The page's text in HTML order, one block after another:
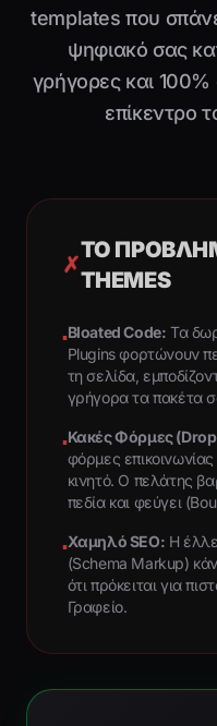
templates που
ψηφιακό σας
γρήγορες και
επίκεντρο
✗
ΤΟ
THEMES
▪Bloated Code: Τα
Plugins φορτώνουν
τη σελίδα,
γρήγορα τα πακέτα
▪Κακές Φόρμες
φόρμες
κινητό. Ο πελάτης
πεδία και φεύγει
▪Χαμηλό SEO: Η
(Schema Markup)
ότι πρόκειται για
Γραφείο.